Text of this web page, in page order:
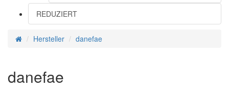
REDUZIERT
Hersteller danefae
danefae